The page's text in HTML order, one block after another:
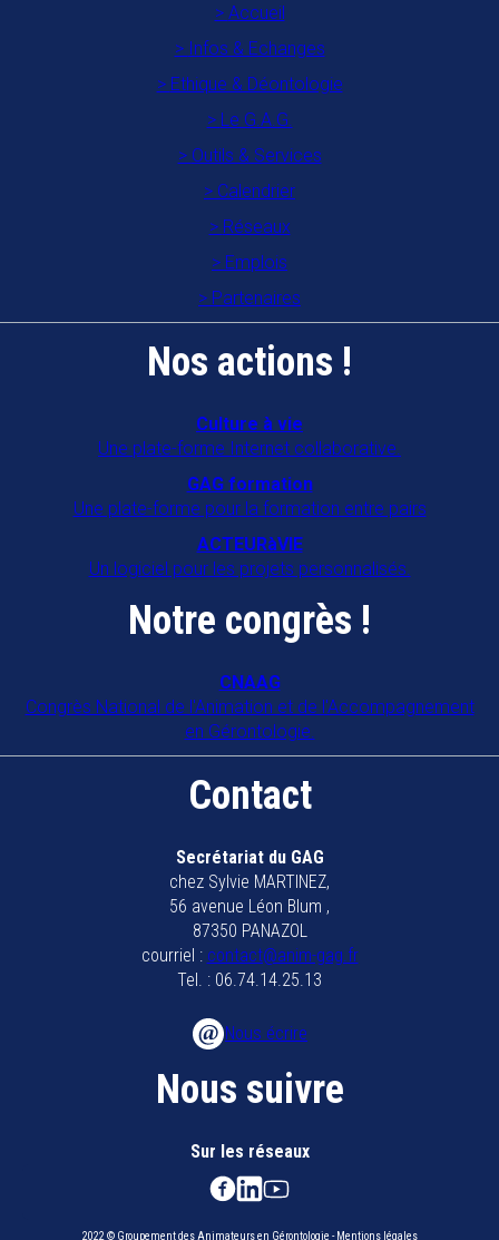
Accueil
Infos & Echanges
Ethique & Déontologie
Le G.A.G.
Outils & Services
Calendrier
Réseaux
Emplois
Partenaires
Nos actions !
Culture à vie
Une plate-forme Internet collaborative.
GAG formation
Une plate-forme pour la formation entre pairs
ACTEURàVIE
Un logiciel pour les projets personnalisés.
Notre congrès !
CNAAG
Congrès National de l'Animation et de l'Accompagnement
en Gérontologie.
Contact
Secrétariat du GAG
chez Sylvie MARTINEZ,
56 avenue Léon Blum ,
87350 PANAZOL
courriel : contact@anim-gag.fr
Tel. : 06.74.14.25.13
Nous écrire
Nous suivre
Sur les réseaux
2022 © Groupement des Animateurs en Gérontologie - Mentions légales